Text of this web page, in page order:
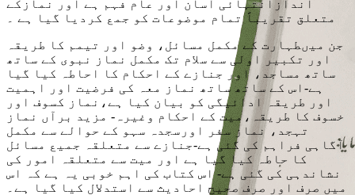
اندازانتہائی آسان اور عام فہم ہے اور نمازکے
متعلق تقریباً تمام موضوعات کو جمع کردیا گیا ہے ۔
جن میںطہارت کے مکمل مسائل، وضو اور تیمم کا طریقہ
اور تکبیر اولی سے سلام تک مکمل نماز نبوی کے ساتھ
ساتھ مساجد، اور جنازے کے احکام کا احاطہ کیا گیا
ہے-اس کے ساتھ ساتھ نماز معہ کی فرضیت اور اہمیت
اور طریقہ ادائیگی کو بیان کیا ہے،نماز کسوف اور
خسوف کا طریقہ،میت کے احکام وغیرہ- مزید برآں نماز
تہجد، نماز سفر اورسجدہ سہو کے حوالے سے مکمل
آگاہی فراہم کی گئی ہے-جنازے سے متعلقہ جمیع مسائل
کا حاطہ کیا گیا ہے اور میت سے متعلقہ امور کی
نشاندہی کی گئی ہے- اس کتاب کی اہم خوبی یہ ہے کہ اس
میں صرف اور صرف صحیح احادیث سے استدلال کیا گیا ہے۔